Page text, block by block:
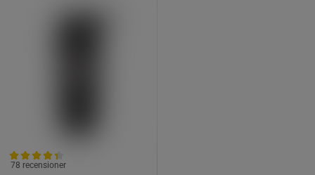
78 recensioner